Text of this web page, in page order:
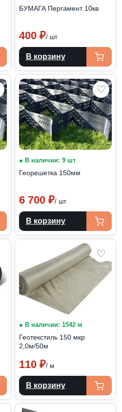
БУМАГА Пергамент 10кв
400 ₽/ шт
В корзину
♡
● В наличии: 9 шт
Георешетка 150мм
6 700 ₽/ шт
В корзину
♡
● В наличии: 1542 м
Геотекстиль 150 мкр
2,0м/50м
110 ₽/ м
В корзину